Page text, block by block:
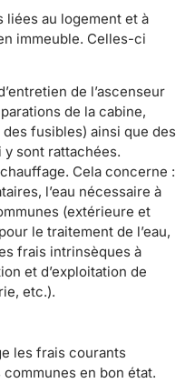
liées au logement et à
immeuble. Celles-ci
de l’ascenseur
de la cabine,
fusibles) ainsi que des
sont rattachées.
Cela concerne :
l’eau nécessaire à
(extérieure et
le traitement de l’eau,
frais intrinsèques à
et d’exploitation de
etc.).
les frais courants
en bon état.